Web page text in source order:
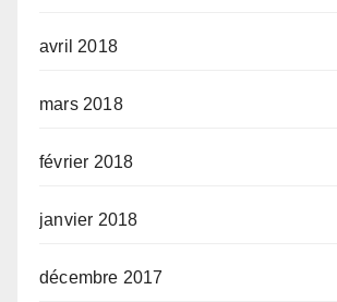
avril 2018
mars 2018
février 2018
janvier 2018
décembre 2017